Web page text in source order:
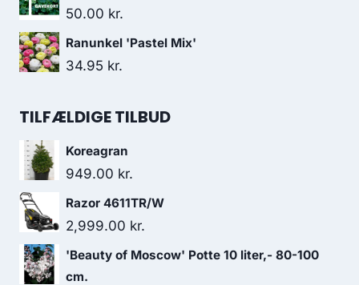
50.00 kr.
Ranunkel 'Pastel Mix'
34.95 kr.
TILFÆLDIGE TILBUD
Koreagran
949.00 kr.
Razor 4611TR/W
2,999.00 kr.
'Beauty of Moscow' Potte 10 liter,- 80-100
cm.